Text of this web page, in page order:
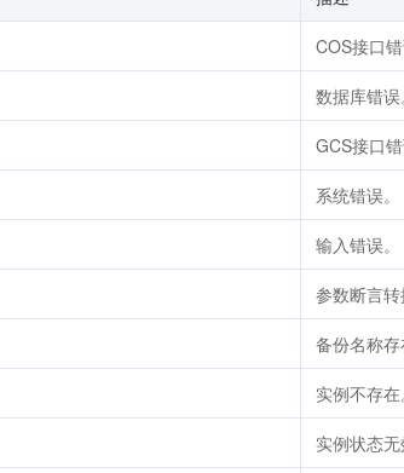
COS接口错
数据库错误
GCS接口错
系统错误。
输入错误。
参数断言转
备份名称存
实例不存在
实例状态无